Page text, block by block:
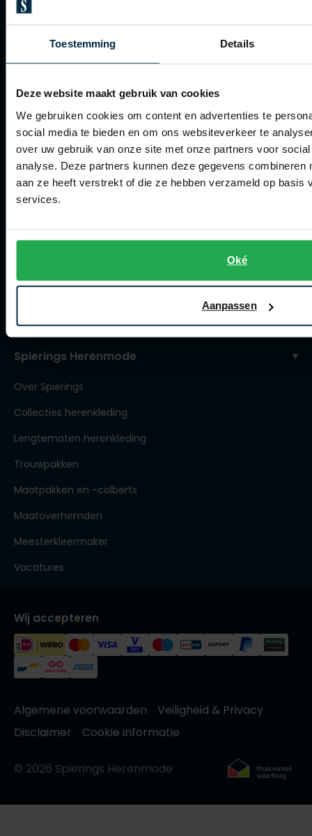
Toestemming Details
Deze website maakt gebruik van cookies
We gebruiken cookies om content en advertenties te
social media te bieden en om ons websiteverkeer te
over uw gebruik van onze site met onze partners voor
analyse. Deze partners kunnen deze gegevens combineren
aan ze heeft verstrekt of die ze hebben verzameld op basis
services.
Oké
Aanpassen
Bestellen
Betalen
Retourneren
Klachtenafhandeling
Actievoorwaarden
Artikelonderhoud
Winkel
Contact winkel
Spierings Herenmode
Over Spierings
Collecties herenkleding
Lengtematen herenkleding
Trouwpakken
Maatpakken en -colberts
Maatoverhemden
Meesterkleermaker
Vacatures
Wij accepteren
Algemene voorwaarden
Veiligheid & Privacy
Disclaimer
Cookie informatie
© 2026 Spierings Herenmode